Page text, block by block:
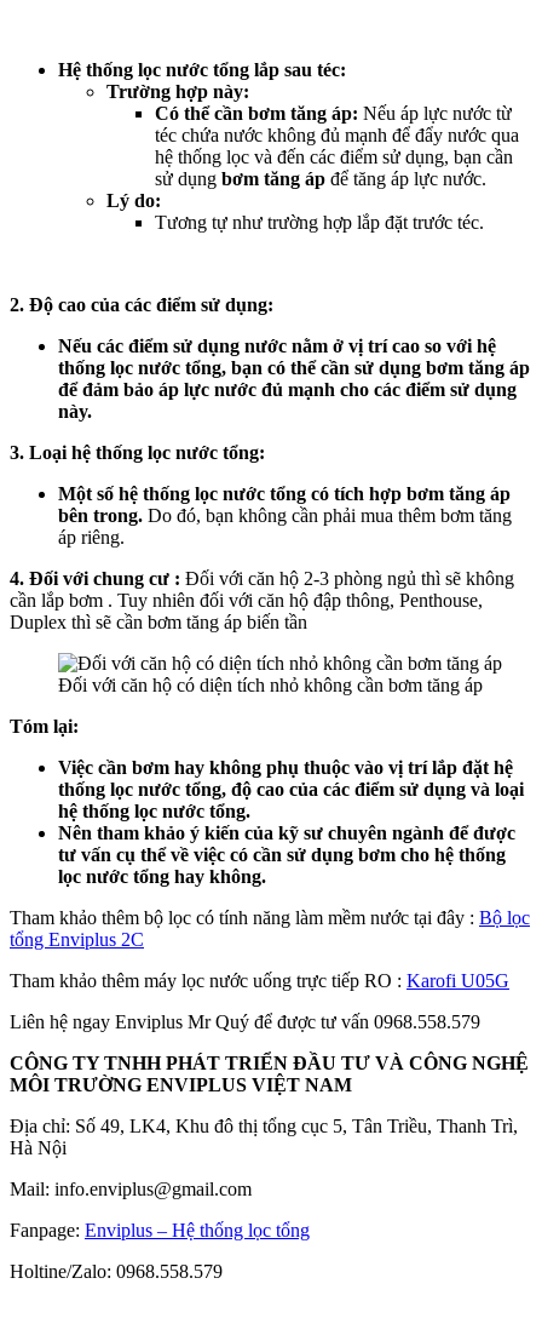
Hệ thống lọc nước tổng lắp sau téc:
Trường hợp này:
Có thể cần bơm tăng áp: Nếu áp lực nước từ
téc chứa nước không đủ mạnh để đẩy nước qua
hệ thống lọc và đến các điểm sử dụng, bạn cần
sử dụng bơm tăng áp để tăng áp lực nước.
Lý do:
Tương tự như trường hợp lắp đặt trước téc.
2. Độ cao của các điểm sử dụng:
Nếu các điểm sử dụng nước nằm ở vị trí cao so với hệ
thống lọc nước tổng, bạn có thể cần sử dụng bơm tăng áp
để đảm bảo áp lực nước đủ mạnh cho các điểm sử dụng
này.
3. Loại hệ thống lọc nước tổng:
Một số hệ thống lọc nước tổng có tích hợp bơm tăng áp
bên trong. Do đó, bạn không cần phải mua thêm bơm tăng
áp riêng.
4. Đối với chung cư : Đối với căn hộ 2-3 phòng ngủ thì sẽ không
cần lắp bơm . Tuy nhiên đối với căn hộ đập thông, Penthouse,
Duplex thì sẽ cần bơm tăng áp biến tần
Đối với căn hộ có diện tích nhỏ không cần bơm tăng áp
Tóm lại:
Việc cần bơm hay không phụ thuộc vào vị trí lắp đặt hệ
thống lọc nước tổng, độ cao của các điểm sử dụng và loại
hệ thống lọc nước tổng.
Nên tham khảo ý kiến của kỹ sư chuyên ngành để được
tư vấn cụ thể về việc có cần sử dụng bơm cho hệ thống
lọc nước tổng hay không.
Tham khảo thêm bộ lọc có tính năng làm mềm nước tại đây : Bộ lọc
tổng Enviplus 2C
Tham khảo thêm máy lọc nước uống trực tiếp RO : Karofi U05G
Liên hệ ngay Enviplus Mr Quý để được tư vấn 0968.558.579
CÔNG TY TNHH PHÁT TRIỂN ĐẦU TƯ VÀ CÔNG NGHỆ
MÔI TRƯỜNG ENVIPLUS VIỆT NAM
Địa chỉ: Số 49, LK4, Khu đô thị tổng cục 5, Tân Triều, Thanh Trì,
Hà Nội
Mail: info.enviplus@gmail.com
Fanpage: Enviplus – Hệ thống lọc tổng
Holtine/Zalo: 0968.558.579